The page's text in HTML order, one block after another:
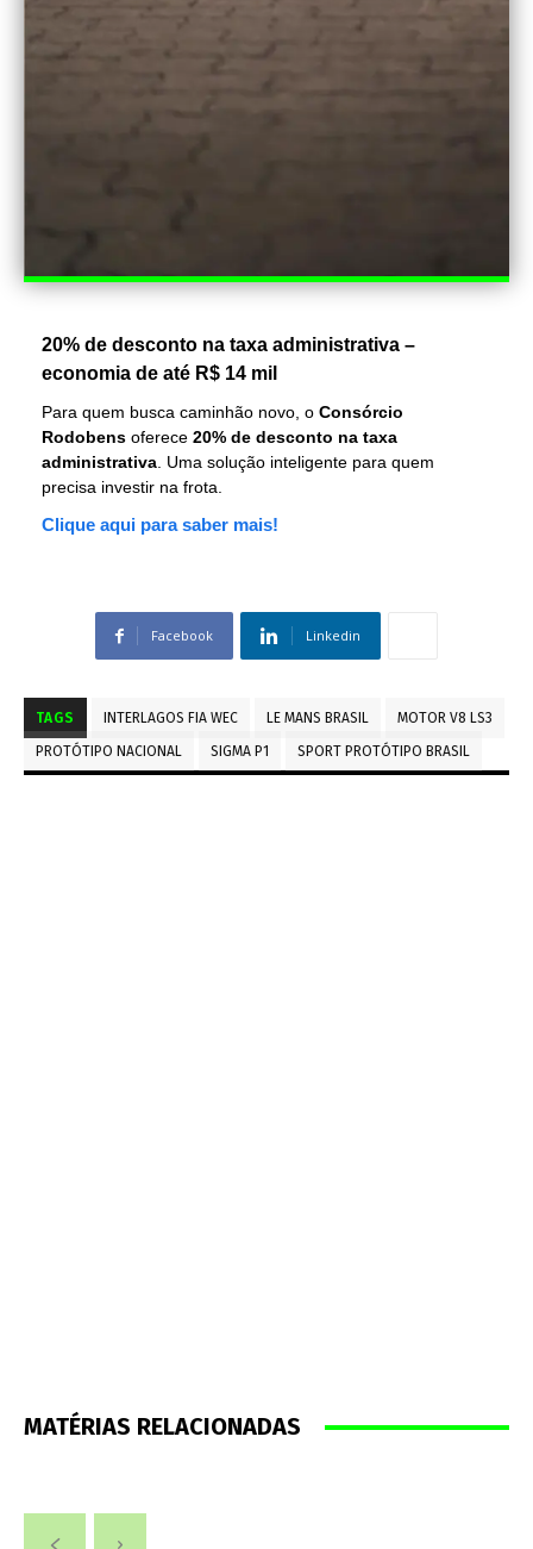
20% de desconto na taxa administrativa –
economia de até R$ 14 mil
Para quem busca caminhão novo, o Consórcio
Rodobens oferece 20% de desconto na taxa
administrativa. Uma solução inteligente para quem
precisa investir na frota.
Clique aqui para saber mais!
Facebook Linkedin
TAGS INTERLAGOS FIA WEC LE MANS BRASIL
MOTOR V8 LS3
PROTÓTIPO NACIONAL
SIGMA P1 SPORT PROTÓTIPO BRASIL
MATÉRIAS RELACIONADAS